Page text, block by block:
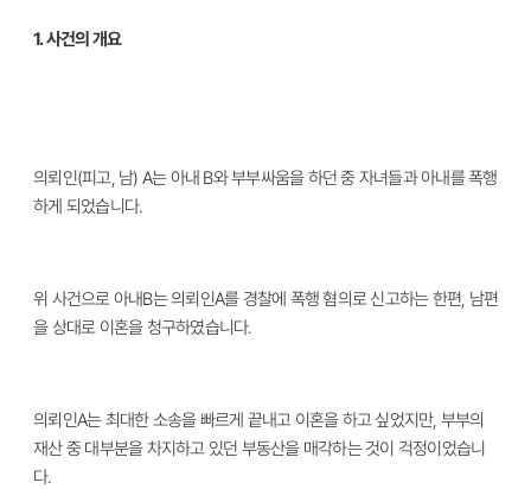
1. 사건의 개요
의뢰인(피고, 남) A는 아내 B와 부부싸움을 하던 중 자녀들과 아내를 폭행
하게 되었습니다.
위 사건으로 아내B는 의뢰인A를 경찰에 폭행 혐의로 신고하는 한편, 남편
을 상대로 이혼을 청구하였습니다.
의뢰인A는 최대한 소송을 빠르게 끝내고 이혼을 하고 싶었지만, 부부의
재산 중 대부분을 차지하고 있던 부동산을 매각하는 것이 걱정이었습니
다.